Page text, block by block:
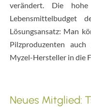
verändert. Die
Lebensmittelbudget
Lösungsansatz: Man
Pilzproduzenten
Myzel-Hersteller in die
Neues Mitglied: